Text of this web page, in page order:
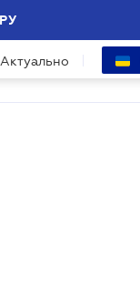
Актуально